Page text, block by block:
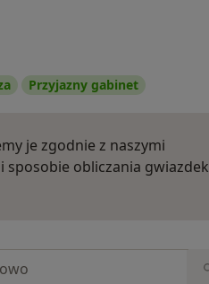
Przyjazny gabinet
je zgodnie z naszymi
sposobie obliczania gwiazdek